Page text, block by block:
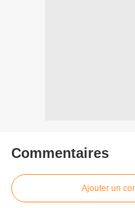
Commentaires
Ajouter un